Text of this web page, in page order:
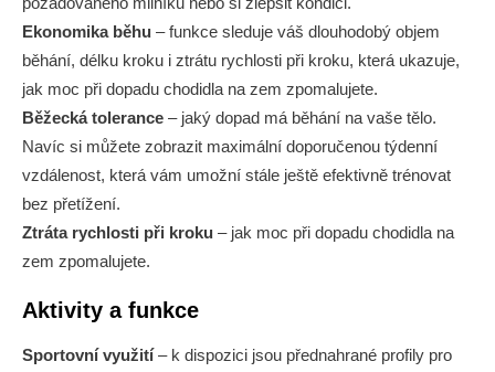
Ekonomika běhu – funkce sleduje váš dlouhodobý objem
běhání, délku kroku i ztrátu rychlosti při kroku, která ukazuje,
jak moc při dopadu chodidla na zem zpomalujete.
Běžecká tolerance – jaký dopad má běhání na vaše tělo.
Navíc si můžete zobrazit maximální doporučenou týdenní
vzdálenost, která vám umožní stále ještě efektivně trénovat
bez přetížení.
Ztráta rychlosti při kroku – jak moc při dopadu chodidla na
zem zpomalujete.
Aktivity a funkce
Sportovní využití– k dispozici jsou přednahrané profily pro